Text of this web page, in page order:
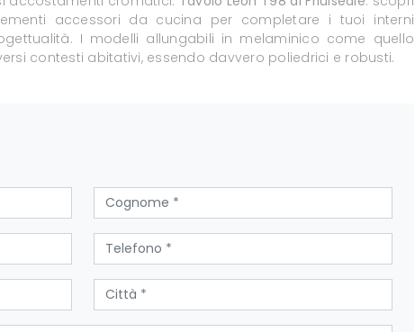
accessori da cucina per completare i tuoi interni
I modelli allungabili in melaminico come quello
contesti abitativi, essendo davvero poliedrici e robusti.